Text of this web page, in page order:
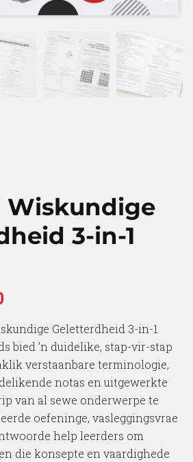
Wiskundige
3-in-1
Geletterdheid 3-in-1
bied ’n duidelike, stap-vir-stap
verstaanbare terminologie,
notas en uitgewerkte
van al sewe onderwerpe te
oefeninge, vasleggingsvrae
help leerders om
die konsepte en vaardighede